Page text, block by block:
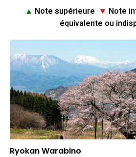
▲ Note supérieure ▼ Note
équivalente ou
Ryokan Warabino